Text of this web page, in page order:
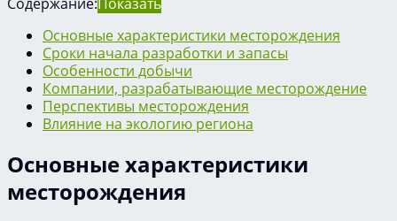
Содержание:Показать
Основные характеристики месторождения
Сроки начала разработки и запасы
Особенности добычи
Компании, разрабатывающие месторождение
Перспективы месторождения
Влияние на экологию региона
Основные характеристики
месторождения